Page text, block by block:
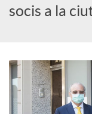
c
i
a
socis a la